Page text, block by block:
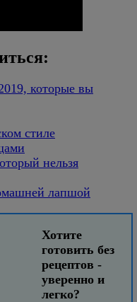
которые вы
стиле
нельзя
лапшой
Хотите
готовить без
рецептов -
уверенно и
легко?